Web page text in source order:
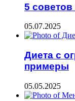
5 советов
05.07.2025
Диета с
примеры
05.05.2025